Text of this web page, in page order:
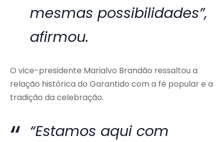
mesmas possibilidades”,
afirmou.
O vice-presidente Marialvo Brandão ressaltou a
relação histórica do Garantido com a fé popular e a
tradição da celebração.
“Estamos aqui com